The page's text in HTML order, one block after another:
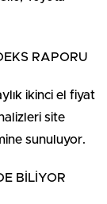
RAPORU
ikinci el fiyat
site
sunuluyor.
BİLİYOR